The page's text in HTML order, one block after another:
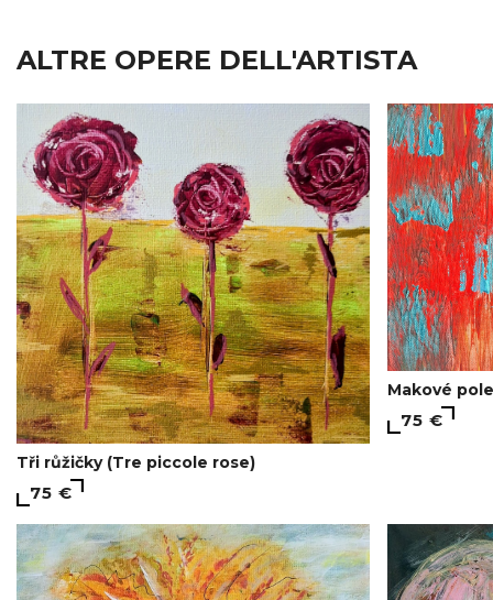
ALTRE OPERE DELL'ARTISTA
Tři růžičky (Tre piccole rose)
75 €
Makové
75 €